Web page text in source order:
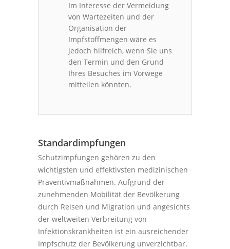
Im Interesse der Vermeidung
von Wartezeiten und der
Organisation der
Impfstoffmengen wäre es
jedoch hilfreich, wenn Sie uns
den Termin und den Grund
Ihres Besuches im Vorwege
mitteilen könnten.
Standardimpfungen
Schutzimpfungen gehören zu den
wichtigsten und effektivsten medizinischen
Präventivmaßnahmen. Aufgrund der
zunehmenden Mobilität der Bevölkerung
durch Reisen und Migration und angesichts
der weltweiten Verbreitung von
Infektionskrankheiten ist ein ausreichender
Impfschutz der Bevölkerung unverzichtbar.